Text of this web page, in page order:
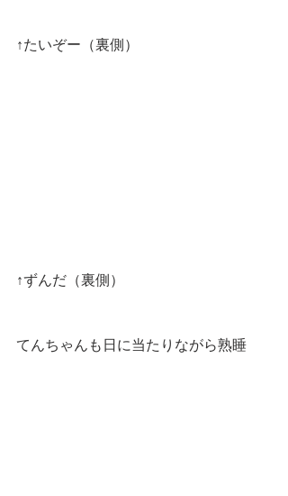
↑たいぞー（裏側）
↑ずんだ（裏側）
てんちゃんも日に当たりながら熟睡